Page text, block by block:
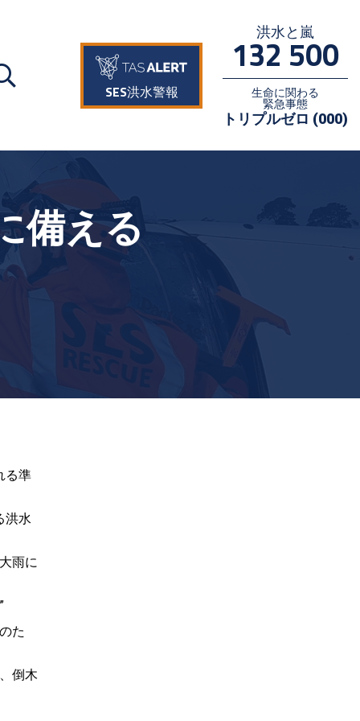
SES洪水警報
洪水と嵐
132 500
生命に関わる
緊急事態
トリプルゼロ (000)
備える
る準
洪水
雨に
た
倒木